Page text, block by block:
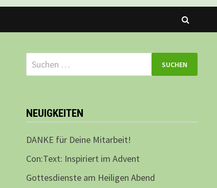
Suchen
nach:
NEUIGKEITEN
DANKE für Deine Mitarbeit!
Con:Text: Inspiriert im Advent
Gottesdienste am Heiligen Abend